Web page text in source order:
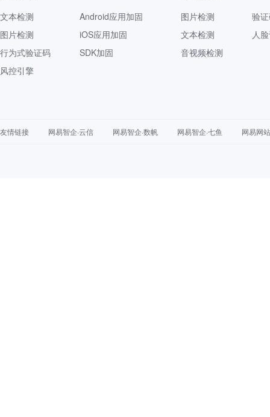
文本检测
图片检测
行为式验证码
风控引擎
Android应用加固
iOS应用加固
SDK加固
图片检测
文本检测
音视频检测
验
人
友情链接 网易智企·云信 网易智企·数帆 网易智企·七鱼 网易网